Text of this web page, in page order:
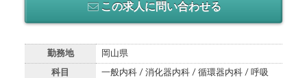
この求人に問い合わせる
勤務地 岡山県
科目
一般内科 / 消化器内科 / 循環器内科 / 呼吸